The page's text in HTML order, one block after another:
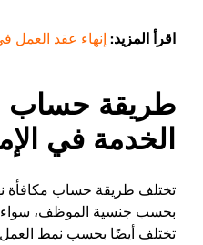
اقرأ المزيد:إنهاء عقد العمل
طريقة حساب
الخدمة في
تختلف طريقة حساب مكافأة
بحسب جنسية الموظف، سواء
تختلف أيضًا بحسب نمط